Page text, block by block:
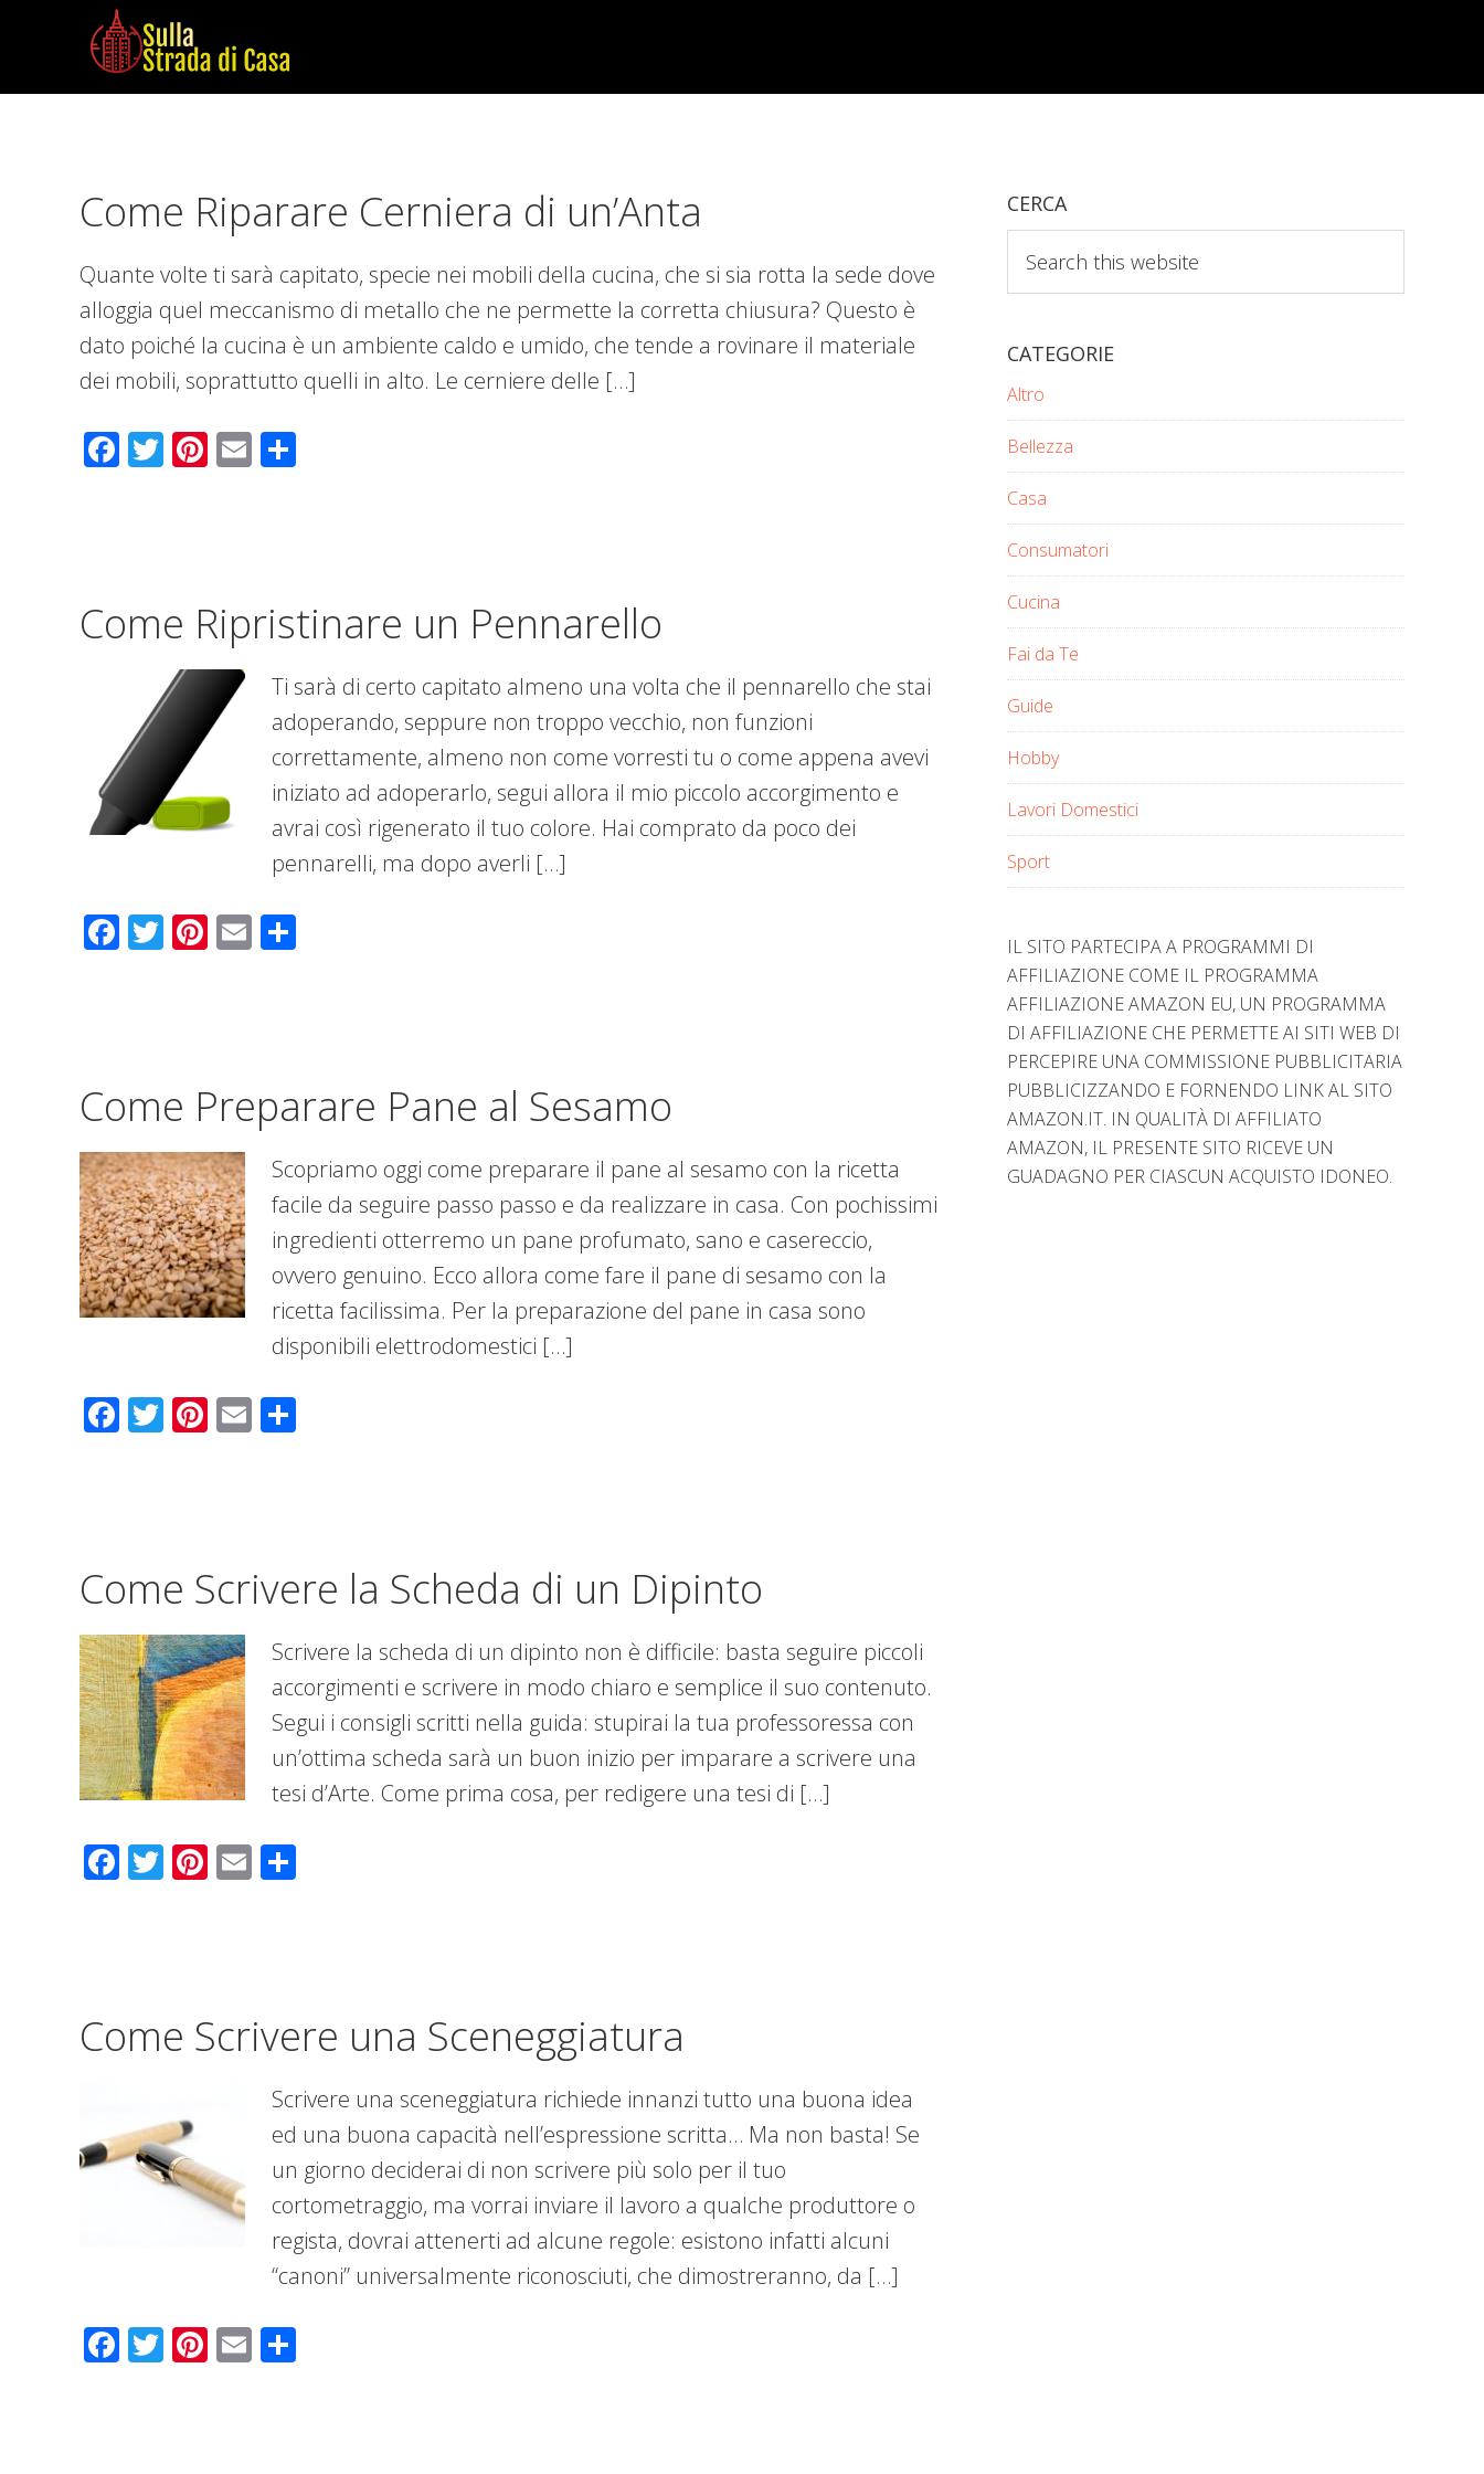
main
primary
footer
Sulla
in
Come Riparare Cerniera di un’Anta
Quante volte ti sarà capitato, specie nei mobili della cucina, che si sia rotta la sede dove
alloggia quel meccanismo di metallo che ne permette la corretta chiusura? Questo è
dato poiché la cucina è un ambiente caldo e umido, che tende a rovinare il materiale
dei mobili, soprattutto quelli in alto. Le cerniere delle […]
Facebook
Twitter
Pinterest
Email
Come Ripristinare un Pennarello
Ti sarà di certo capitato almeno una volta che il pennarello che stai
adoperando, seppure non troppo vecchio, non funzioni
correttamente, almeno non come vorresti tu o come appena avevi
iniziato ad adoperarlo, segui allora il mio piccolo accorgimento e
avrai così rigenerato il tuo colore. Hai comprato da poco dei
pennarelli, ma dopo averli […]
Facebook
Twitter
Pinterest
Email
Come Preparare Pane al Sesamo
Scopriamo oggi come preparare il pane al sesamo con la ricetta
facile da seguire passo passo e da realizzare in casa. Con pochissimi
ingredienti otterremo un pane profumato, sano e casereccio,
ovvero genuino. Ecco allora come fare il pane di sesamo con la
ricetta facilissima. Per la preparazione del pane in casa sono
disponibili elettrodomestici […]
Facebook
Twitter
Pinterest
Email
Come Scrivere la Scheda di un Dipinto
Scrivere la scheda di un dipinto non è difficile: basta seguire piccoli
accorgimenti e scrivere in modo chiaro e semplice il suo contenuto.
Segui i consigli scritti nella guida: stupirai la tua professoressa con
un’ottima scheda sarà un buon inizio per imparare a scrivere una
tesi d’Arte. Come prima cosa, per redigere una tesi di […]
Facebook
Twitter
Pinterest
Email
Come Scrivere una Sceneggiatura
Scrivere una sceneggiatura richiede innanzi tutto una buona idea
ed una buona capacità nell’espressione scritta… Ma non basta! Se
un giorno deciderai di non scrivere più solo per il tuo
cortometraggio, ma vorrai inviare il lavoro a qualche produttore o
regista, dovrai attenerti ad alcune regole: esistono infatti alcuni
“canoni” universalmente riconosciuti, che dimostreranno, da […]
Facebook
Twitter
Pinterest
Email
CERCA
this
website
CATEGORIE
Altro
Bellezza
Casa
Consumatori
Cucina
Fai da Te
Guide
Hobby
Lavori Domestici
Sport
IL SITO PARTECIPA A PROGRAMMI DI
AFFILIAZIONE COME IL PROGRAMMA
AFFILIAZIONE AMAZON EU, UN PROGRAMMA
DI AFFILIAZIONE CHE PERMETTE AI SITI WEB DI
PERCEPIRE UNA COMMISSIONE PUBBLICITARIA
PUBBLICIZZANDO E FORNENDO LINK AL SITO
AMAZON.IT. IN QUALITÀ DI AFFILIATO
AMAZON, IL PRESENTE SITO RICEVE UN
GUADAGNO PER CIASCUN ACQUISTO IDONEO.